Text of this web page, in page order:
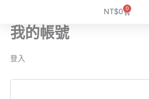
NT$0 0
購
物
我的帳號
登入